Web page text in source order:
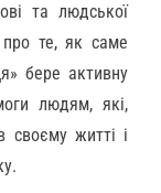
та людської
про те, як саме
бере активну
людям, які,
своєму житті і